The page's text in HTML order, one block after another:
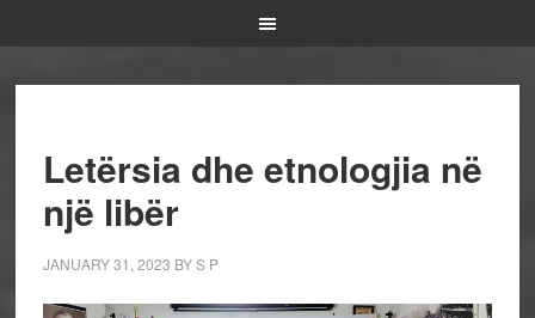
Letërsia dhe etnologjia në
një libër
JANUARY 31, 2023 BYS P